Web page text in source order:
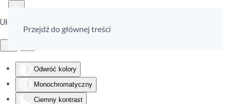
Ułatwienia dostępu
Odwróć kolory
Monochromatyczny
Ciemny kontrast
Przejdź do głównej treści